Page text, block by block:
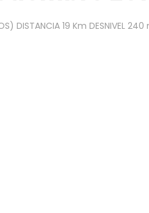
DISTANCIA 19 Km DESNIVEL